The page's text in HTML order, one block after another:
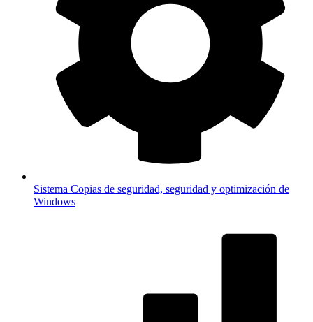
Sistema Copias de seguridad, seguridad y optimización de
Windows